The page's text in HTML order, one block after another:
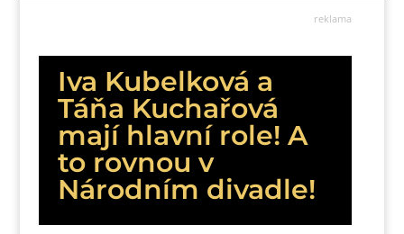
reklama
Iva Kubelková a
Táňa Kuchařová
mají hlavní role! A
to rovnou v
Národním divadle!